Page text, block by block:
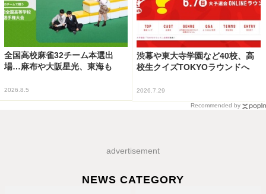
全国高校麻雀32チーム本選出
場…麻布や大阪星光、東海も
2026.8.5
渋幕や東大寺学園など40校、高
校生クイズTOKYOラウンドへ
2026.7.29
Recommended by
advertisement
NEWS CATEGORY